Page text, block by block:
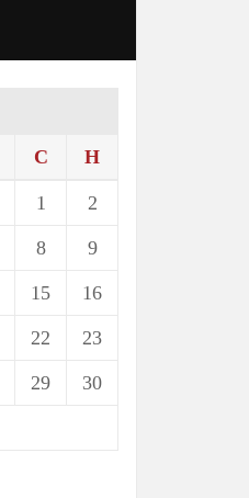
С Н
1 2
8 9
15 16
22 23
29 30